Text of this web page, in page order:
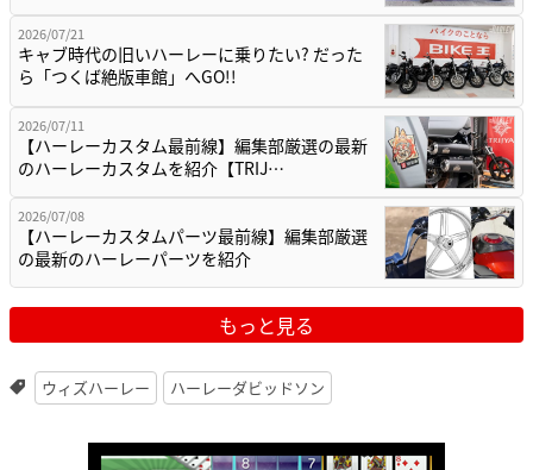
2026/07/21
キャブ時代の旧いハーレーに乗りたい? だった
ら「つくば絶版車館」へGO!!
2026/07/11
【ハーレーカスタム最前線】編集部厳選の最新
のハーレーカスタムを紹介【TRIJ…
2026/07/08
【ハーレーカスタムパーツ最前線】編集部厳選
の最新のハーレーパーツを紹介
もっと見る
ウィズハーレー ハーレーダビッドソン